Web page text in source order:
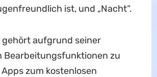
ist, und „Nacht“.
gehört aufgrund seiner
Bearbeitungsfunktionen zu
zum kostenlosen